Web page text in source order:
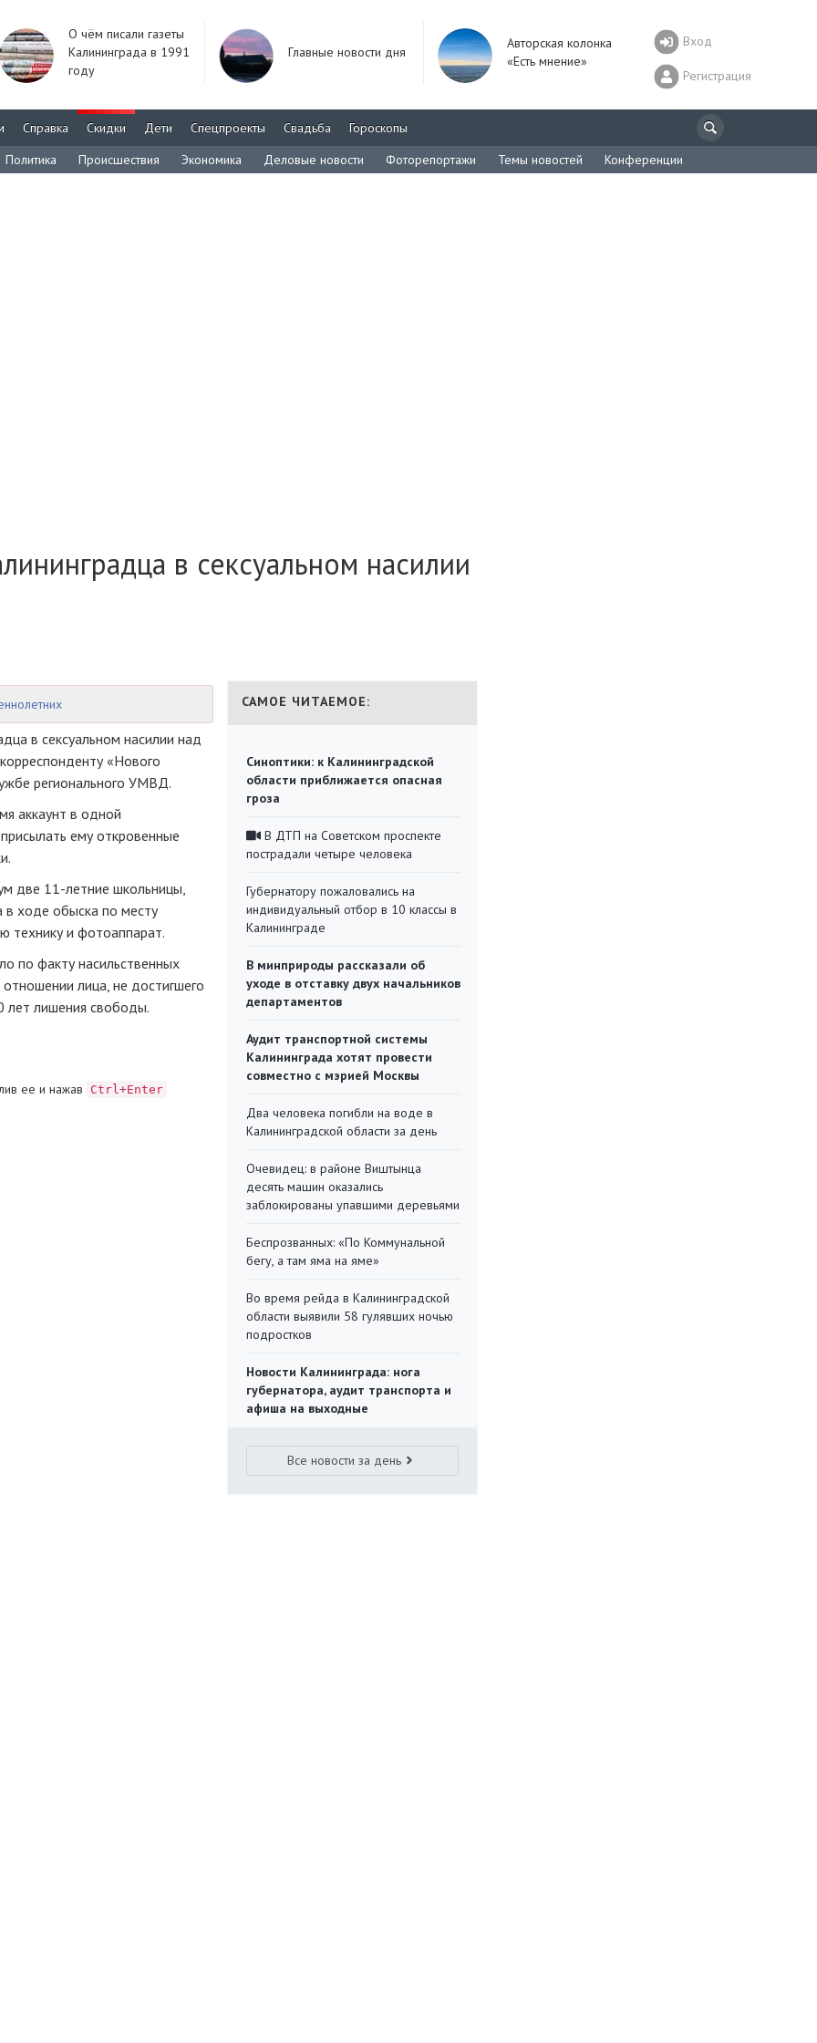
О чём писали газеты
Калининграда в 1991
году
Главные новости дня
Авторская колонка
«Есть мнение»
Вход
Регистрация
Справка Скидки Дети Спецпроекты Свадьба
Гороскопы
Политика Происшествия Экономика Деловые новости Фоторепортажи Темы новостей Конференции
в сексуальном насилии
в сексуальном насилии над
«Нового
регионального УМВД.
аккаунт в одной
ему откровенные
две 11-летние школьницы,
в ходе обыска по месту
технику и фотоаппарат.
по факту насильственных
лица, не достигшего
лет лишения свободы.
ее и нажав Ctrl+Enter
САМОЕ ЧИТАЕМОЕ:
Синоптики: к Калининградской
области приближается опасная
гроза
В ДТП на Советском проспекте
пострадали четыре человека
Губернатору пожаловались на
индивидуальный отбор в 10 классы в
Калининграде
В минприроды рассказали об
уходе в отставку двух начальников
департаментов
Аудит транспортной системы
Калининграда хотят провести
совместно с мэрией Москвы
Два человека погибли на воде в
Калининградской области за день
Очевидец: в районе Виштынца
десять машин оказались
заблокированы упавшими деревьями
Беспрозванных: «По Коммунальной
бегу, а там яма на яме»
Во время рейда в Калининградской
области выявили 58 гулявших ночью
подростков
Новости Калининграда: нога
губернатора, аудит транспорта и
афиша на выходные
Все новости за день